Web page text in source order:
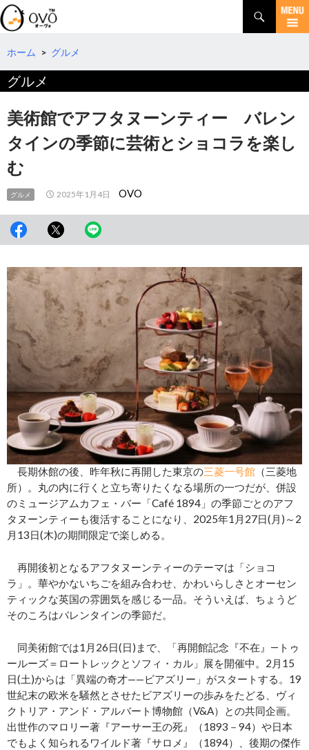
検
索
コ
テ
ツ
へ
移
動
ホーム > グルメ
グルメ
美術館でアフタヌーンティー バレン
タインの季節に芸術とショコラを楽し
む
グルメ 2025年1月4日 OVO
長期休館の後、昨年秋に再開した東京の三菱一号館 （三菱地
所）。丸の内に行くと立ち寄りたくなる場所の一つだが、併設
のミュージアムカフェ・バー「Café 1894」の季節ごとのアフ
タヌーンティーも復活することになり、2025年1月27日(月)～2
月13日(木)の期間限定で楽しめる。
再開後初となるアフタヌーンティーのテーマは「ショコ
ラ」。華やかないちごを組み合わせ、かわいらしさとオーセン
ティックな英国の雰囲気を感じる一品。そういえば、ちょうど
そのころはバレンタインの季節だ。
同美術館では1月26日(日)まで、「再開館記念『不在』―トゥ
ールーズ＝ロートレックとソフィ・カル」展を開催中。2月15
日(土)からは「異端の奇才——ビアズリー」がスタートする。19
世紀末の欧米を騒然とさせたビアズリーの歩みをたどる、ヴィ
クトリア・アンド・アルバート博物館（V&A）との共同企画。
出世作のマロリー著『アーサー王の死』（1893－94）や日本
でもよく知られるワイルド著『サロメ』（1894）、後期の傑作